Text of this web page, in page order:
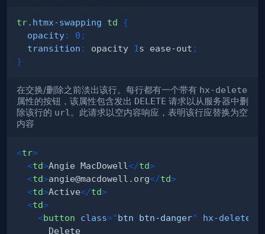
tr.htmx-swapping td
{
opacity: 0 ;
transition : opacity 1 s ease-out ;
}
在交换/删除之前淡出该行。每行都有一个带有 hx-delete
属性的按钮，该属性包含发出 DELETE 请求以从服务器中删
除该行的 url 。此请求以空内容响应，表明该行应替换为空
内容
<tr>
<td>Angie MacDowell</td>
<td>angie@macdowell.org</td>
<td>Active</td>
<td>
<button class="btn btn-danger" hx-delete